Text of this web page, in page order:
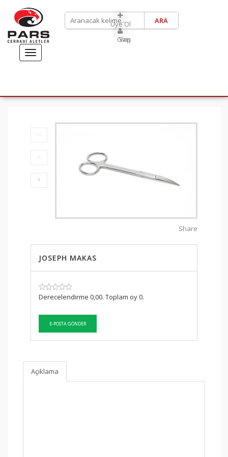
TOGGLE
Üye Ol
Giriş Yap
ÜRÜNLERİMİZ
SÜLEYMAN TAŞ RHİNOPLASTY SETİ
Share
JOSEPH MAKAS
SKU:
Derecelendirme 0,00. Toplam oy 0.
Açıklama